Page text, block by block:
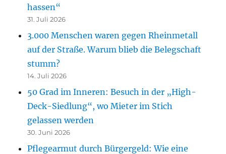
hassen“
31. Juli 2026
3.000 Menschen waren gegen Rheinmetall
auf der Straße. Warum blieb die Belegschaft
stumm?
14. Juli 2026
50 Grad im Inneren: Besuch in der „High-
Deck-Siedlung“, wo Mieter im Stich
gelassen werden
30. Juni 2026
Pflegearmut durch Bürgergeld: Wie eine